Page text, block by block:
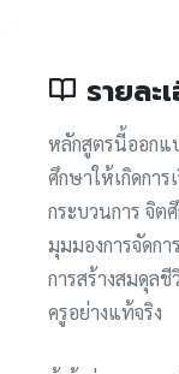
รายล
หลักสูตรนี้ออกแ
ศึกษาให้เกิดการ
กระบวนการ จิ
มุมมองการจัดกา
การสร้างสมดุล
ครูอย่างแท้จริง